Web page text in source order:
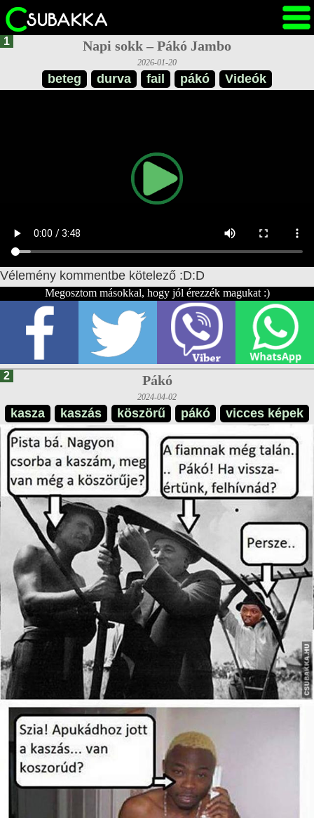
1 Napi sokk – Pákó Jambo
2026-01-20
beteg durva fail pákó Videók
Vélemény kommentbe kötelező :D:D
Megosztom másokkal, hogy jól érezzék magukat :)
2 Pákó
2024-04-02
kasza kaszás köszörű pákó vicces képek